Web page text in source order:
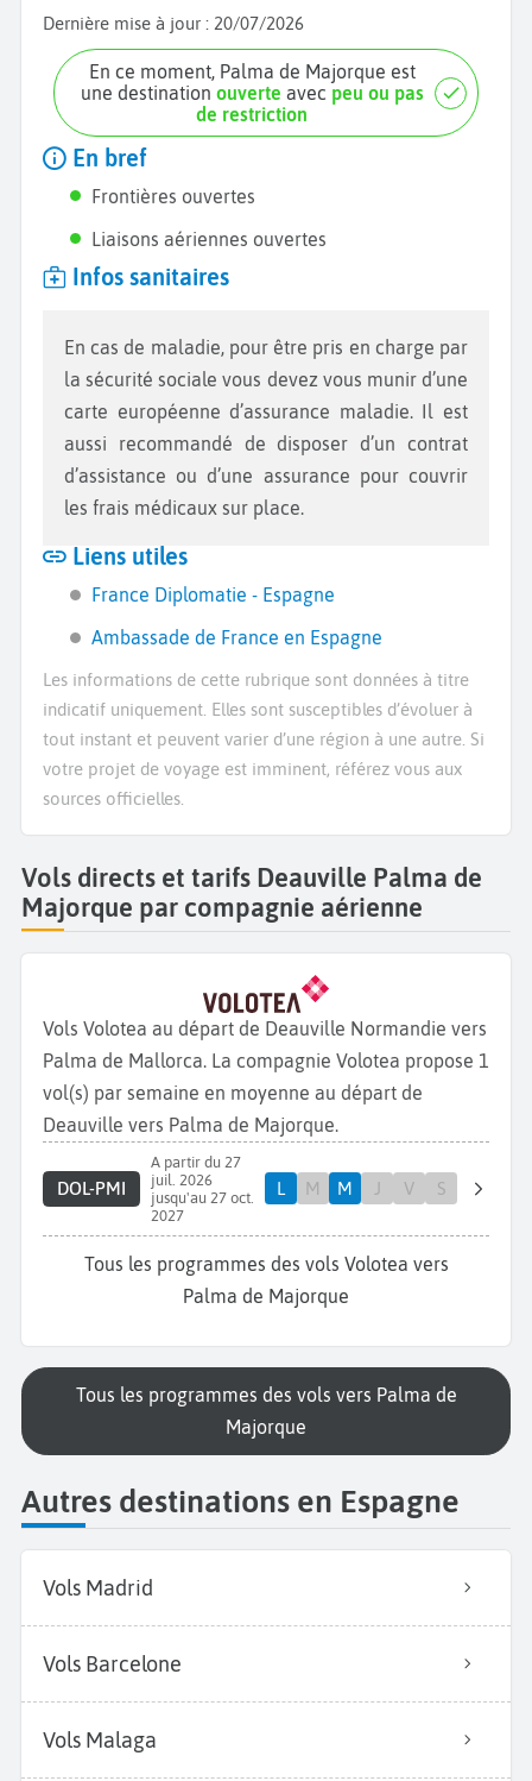
Dernière mise à jour : 20/07/2026
En ce moment, Palma de Majorque est
une destination ouverte avec peu ou pas
de restriction
En bref
Frontières ouvertes
Liaisons aériennes ouvertes
Infos sanitaires
En cas de maladie, pour être pris en charge par
la sécurité sociale vous devez vous munir d’une
carte européenne d’assurance maladie. Il est
aussi recommandé de disposer d’un contrat
d’assistance ou d’une assurance pour couvrir
les frais médicaux sur place.
Liens utiles
France Diplomatie - Espagne
Ambassade de France en Espagne
Les informations de cette rubrique sont données à titre
indicatif uniquement. Elles sont susceptibles d’évoluer à
tout instant et peuvent varier d’une région à une autre. Si
votre projet de voyage est imminent, référez vous aux
sources officielles.
Vols directs et tarifs Deauville Palma de
Majorque par compagnie aérienne
Vols Volotea au départ de Deauville Normandie vers
Palma de Mallorca. La compagnie Volotea propose 1
vol(s) par semaine en moyenne au départ de
Deauville vers Palma de Majorque.
DOL-PMI
A partir du 27
juil. 2026
jusqu'au 27 oct.
2027
L M M J V S
Tous les programmes des vols Volotea vers
Palma de Majorque
Tous les programmes des vols vers Palma de
Majorque
Autres destinations en Espagne
Vols Madrid
Vols Barcelone
Vols Malaga